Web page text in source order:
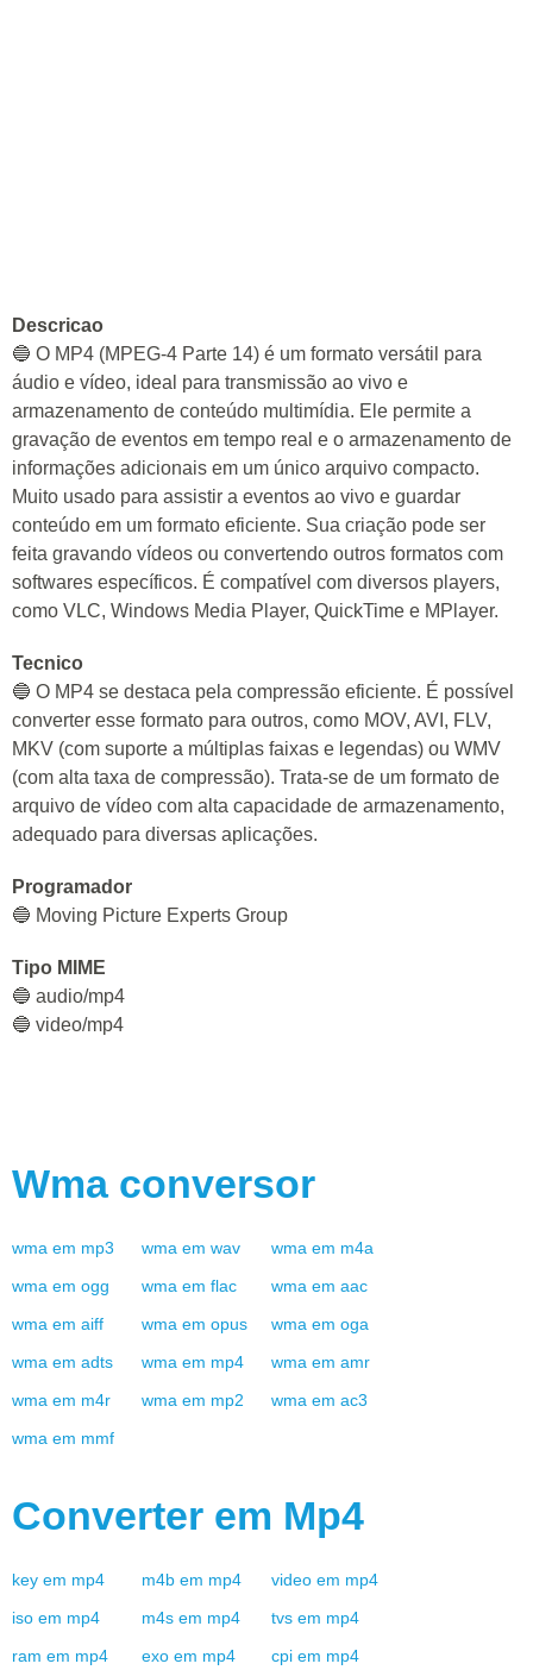
Descricao
🔵 O MP4 (MPEG-4 Parte 14) é um formato versátil para
áudio e vídeo, ideal para transmissão ao vivo e
armazenamento de conteúdo multimídia. Ele permite a
gravação de eventos em tempo real e o armazenamento de
informações adicionais em um único arquivo compacto.
Muito usado para assistir a eventos ao vivo e guardar
conteúdo em um formato eficiente. Sua criação pode ser
feita gravando vídeos ou convertendo outros formatos com
softwares específicos. É compatível com diversos players,
como VLC, Windows Media Player, QuickTime e MPlayer.
Tecnico
🔵 O MP4 se destaca pela compressão eficiente. É possível
converter esse formato para outros, como MOV, AVI, FLV,
MKV (com suporte a múltiplas faixas e legendas) ou WMV
(com alta taxa de compressão). Trata-se de um formato de
arquivo de vídeo com alta capacidade de armazenamento,
adequado para diversas aplicações.
Programador
🔵 Moving Picture Experts Group
Tipo MIME
🔵 audio/mp4
🔵 video/mp4
Wma conversor
wma em mp3 wma em wav wma em m4a
wma em ogg wma em flac wma em aac
wma em aiff wma em opus wma em oga
wma em adts wma em mp4 wma em amr
wma em m4r wma em mp2 wma em ac3
wma em mmf
Converter em Mp4
key em mp4 m4b em mp4 video em mp4
iso em mp4 m4s em mp4 tvs em mp4
ram em mp4 exo em mp4 cpi em mp4